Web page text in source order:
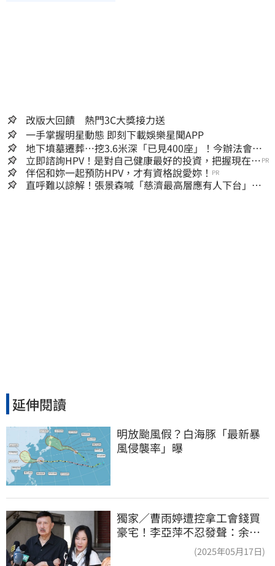
改版大回饋 熱門3C大獎接力送
一手掌握明星動態 即刻下載娛樂星聞APP
地下墳墓遷葬…挖3.6米深「已見400座」！今辦法會安
撫祖先
立即諮詢HPV！是對自己健康最好的投資，把握現在不
嫌晚！
PR
伴侶和妳一起預防HPV，才有資格說愛妳！ PR
直呼難以諒解！張景森喊「慈濟最高層應有人下台」：
延伸閱讀
明放颱風假？白海豚「最新暴
風侵襲率」曝
獨家／曹雨婷遭控拿工會錢買
豪宅！李亞萍不忍發聲：余天
(2025年05月17日)